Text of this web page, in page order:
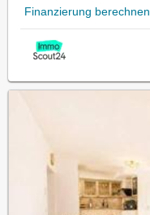
Finanzierung berechnen